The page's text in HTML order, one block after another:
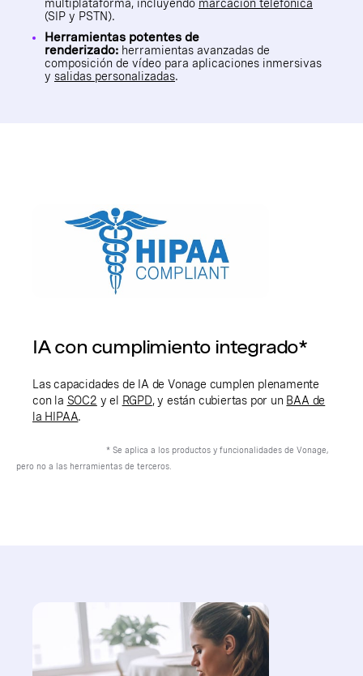
multiplataforma, incluyendo marcación telefónica
(SIP y PSTN).
Herramientas potentes de
renderizado: herramientas avanzadas de
composición de vídeo para aplicaciones inmersivas
y salidas personalizadas.
IA con cumplimiento integrado*
Las capacidades de IA de Vonage cumplen plenamente
con la SOC2 y el RGPD, y están cubiertas por un BAA de
la HIPAA.
* Se aplica a los productos y funcionalidades de Vonage,
pero no a las herramientas de terceros.